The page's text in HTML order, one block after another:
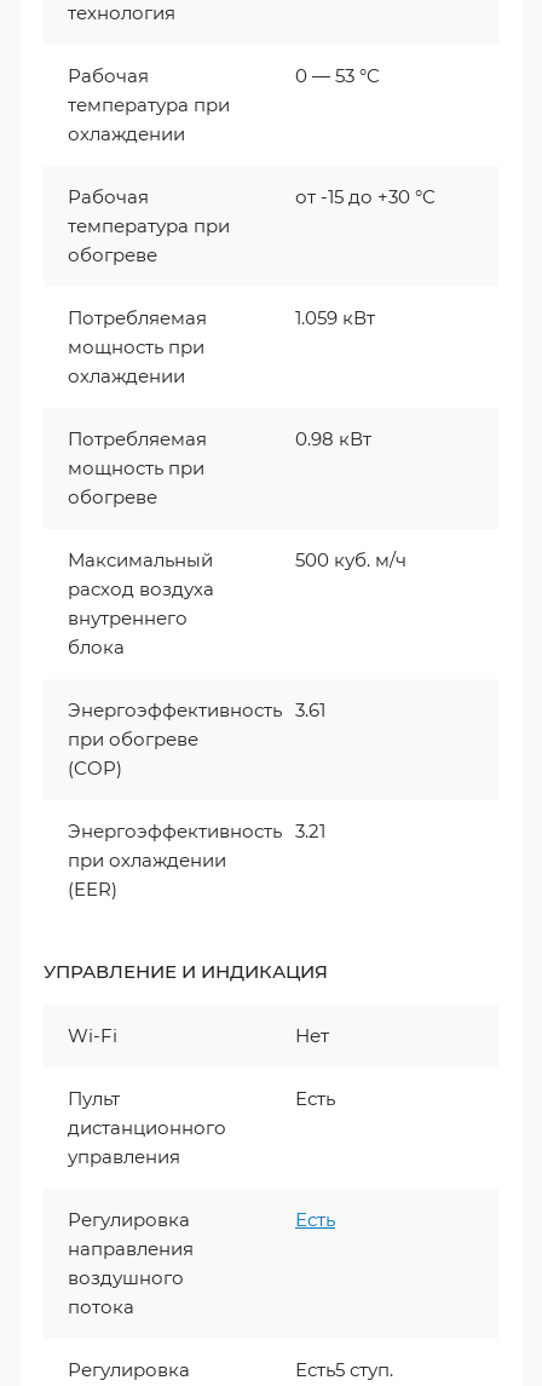
технология
Рабочая
температура при
охлаждении
0 — 53 °C
Рабочая
температура при
обогреве
от -15 до +30 °C
Потребляемая
мощность при
охлаждении
1.059 кВт
Потребляемая
мощность при
обогреве
0.98 кВт
Максимальный
расход воздуха
внутреннего
блока
500 куб. м/ч
Энергоэффективность
при обогреве
(COP)
3.61
Энергоэффективность
при охлаждении
(EER)
3.21
УПРАВЛЕНИЕ И ИНДИКАЦИЯ
Wi-Fi Нет
Пульт
дистанционного
управления
Есть
Регулировка
направления
воздушного
потока
Есть
Регулировка
Есть5 ступ.